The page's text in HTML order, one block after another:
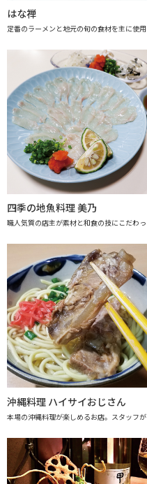
はな禅
定番のラーメンと地元の旬の食材を主に使用
四季の地魚料理 美乃
職人気質の店主が素材と和食の技にこだわっ
沖縄料理 ハイサイおじさん
本場の沖縄料理が楽しめるお店。スタッフが